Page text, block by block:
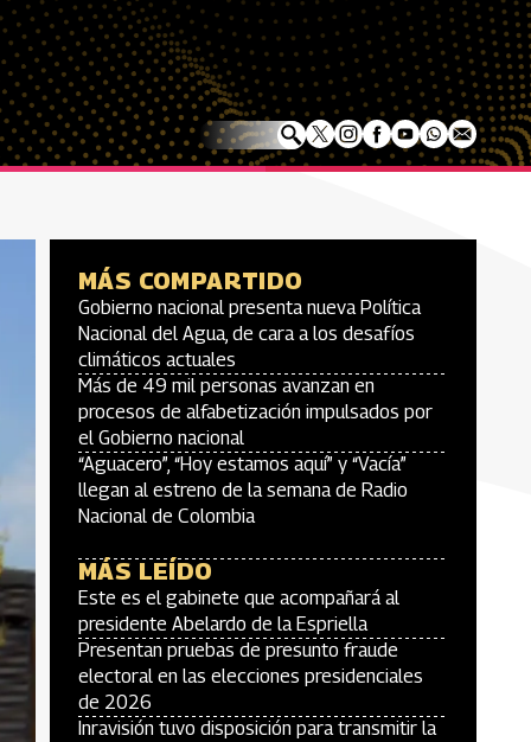
MÁS COMPARTIDO
Gobierno nacional presenta nueva Política
Nacional del Agua, de cara a los desafíos
climáticos actuales
Más de 49 mil personas avanzan en
procesos de alfabetización impulsados por
el Gobierno nacional
“Aguacero”, “Hoy estamos aquí” y “Vacía”
llegan al estreno de la semana de Radio
Nacional de Colombia
MÁS LEÍDO
Este es el gabinete que acompañará al
presidente Abelardo de la Espriella
Presentan pruebas de presunto fraude
electoral en las elecciones presidenciales
de 2026
Inravisión tuvo disposición para transmitir la